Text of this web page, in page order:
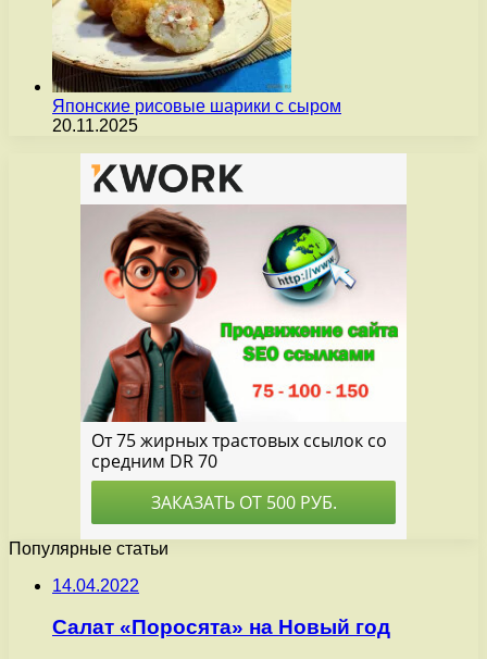
Японские рисовые шарики с сыром
20.11.2025
Популярные статьи
14.04.2022
Салат «Поросята» на Новый год